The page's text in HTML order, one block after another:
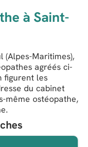
à Saint-
(Alpes-Maritimes),
agréés ci-
figurent les
du cabinet
même ostéopathe,